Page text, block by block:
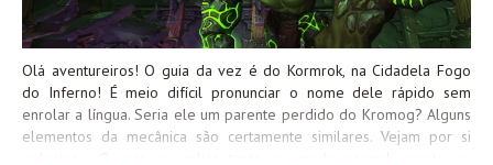
Olá aventureiros! O guia da vez é do Kormrok, na Cidadela Fogo
do Inferno! É meio difícil pronunciar o nome dele rápido sem
enrolar a língua. Seria ele um parente perdido do Kromog? Alguns
elementos da mecânica são certamente similares. Vejam por si